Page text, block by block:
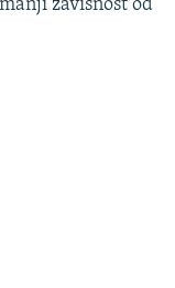
zavisnost od